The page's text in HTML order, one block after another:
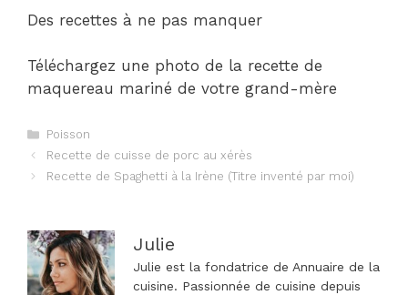
Des recettes à ne pas manquer
Téléchargez une photo de la recette de
maquereau mariné de votre grand-mère
Catégories
Poisson
Navigation
des
Recette de cuisse de porc au xérès
Recette de Spaghetti à la Irène (Titre inventé par moi)
Julie
Julie est la fondatrice de Annuaire de la
cuisine. Passionnée de cuisine depuis